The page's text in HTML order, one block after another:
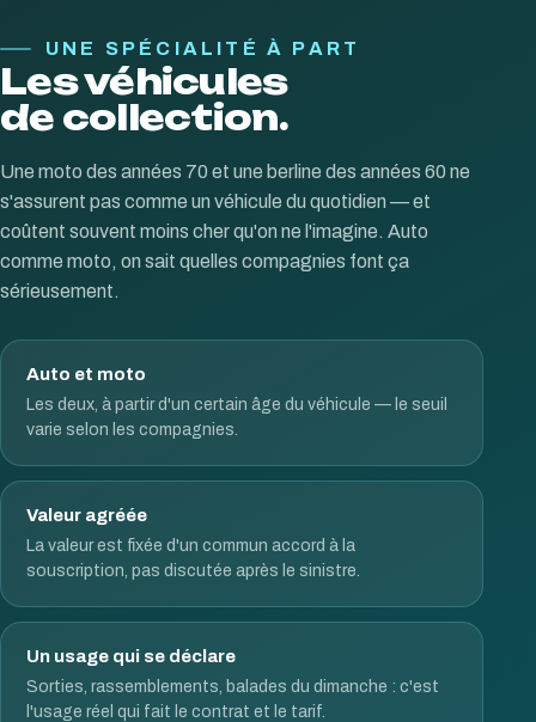
UNE SPÉCIALITÉ À PART
Les véhicules
de collection.
Une moto des années 70 et une berline des années 60 ne
s'assurent pas comme un véhicule du quotidien — et
coûtent souvent moins cher qu'on ne l'imagine. Auto
comme moto, on sait quelles compagnies font ça
sérieusement.
Auto et moto
Les deux, à partir d'un certain âge du véhicule — le seuil
varie selon les compagnies.
Valeur agréée
La valeur est fixée d'un commun accord à la
souscription, pas discutée après le sinistre.
Un usage qui se déclare
Sorties, rassemblements, balades du dimanche : c'est
l'usage réel qui fait le contrat et le tarif.